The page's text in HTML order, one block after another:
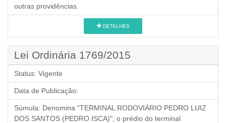
outras providências.
DETALHES
Lei Ordinária 1769/2015
Status: Vigente
Data de Publicação:
Súmula: Denomina "TERMINAL RODOVIÁRIO PEDRO LUIZ
DOS SANTOS (PEDRO ISCA)", o prédio do terminal